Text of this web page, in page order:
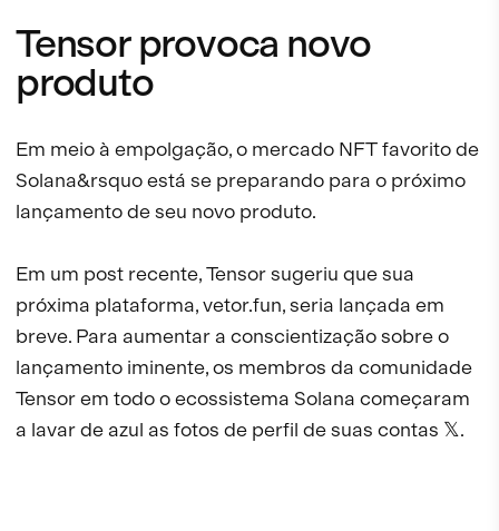
Tensor provoca novo
produto
Em meio à empolgação, o mercado NFT favorito de
Solana&rsquo está se preparando para o próximo
lançamento de seu novo produto.
Em um post recente, Tensor sugeriu que sua
próxima plataforma, vetor.fun, seria lançada em
breve. Para aumentar a conscientização sobre o
lançamento iminente, os membros da comunidade
Tensor em todo o ecossistema Solana começaram
a lavar de azul as fotos de perfil de suas contas 𝕏.